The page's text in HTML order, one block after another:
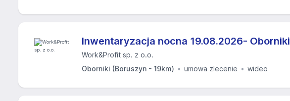
Inwentaryzacja nocna 19.08.2026- Oborniki
Work&Profit sp. z o.o.
Oborniki (Boruszyn - 19km)
umowa zlecenie wideo